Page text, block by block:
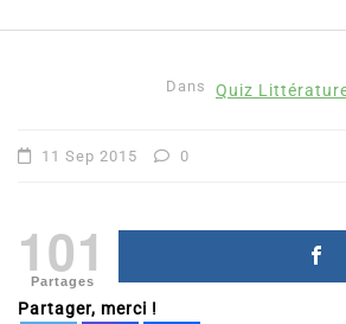
Dans Quiz
11 Sep 2015 0
101
Partages
Partager, merci !